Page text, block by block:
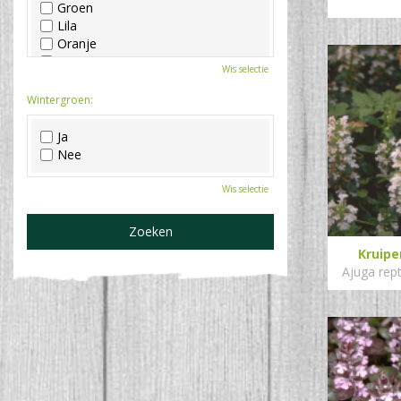
Ajuga
Groen
Lila
Oranje
Paars
Roze
Wit
Zwart
Wis selectie
Wintergroen:
Ja
Nee
Wis selectie